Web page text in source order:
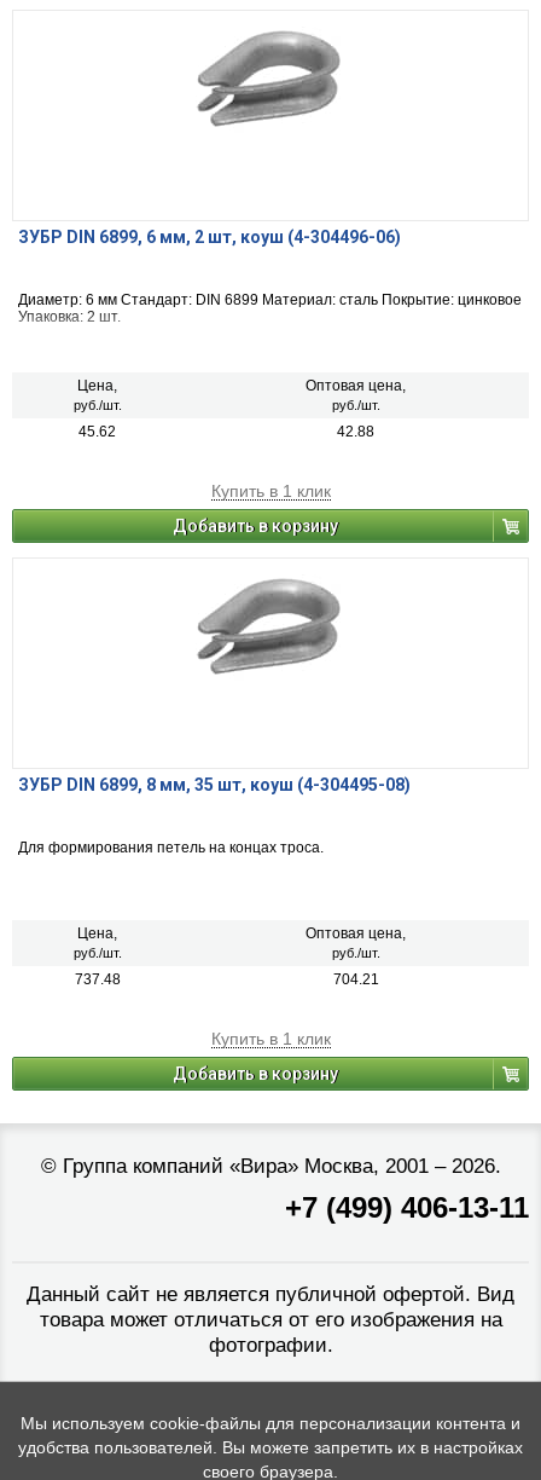
ЗУБР DIN 6899, 6 мм, 2 шт, коуш (4-304496-06)
Диаметр: 6 мм Стандарт: DIN 6899 Материал: сталь Покрытие: цинковое
Упаковка: 2 шт.
Цена,
руб./шт.
Оптовая цена,
руб./шт.
45.62 42.88
Купить в 1 клик
Добавить в корзину
ЗУБР DIN 6899, 8 мм, 35 шт, коуш (4-304495-08)
Для формирования петель на концах троса.
Цена,
руб./шт.
Оптовая цена,
руб./шт.
737.48 704.21
Купить в 1 клик
Добавить в корзину
© Группа компаний «Вира»Москва, 2001 – 2026.
+7 (499) 406-13-11
Данный сайт не является публичной офертой. Вид
товара может отличаться от его изображения на
фотографии.
Мы используем cookie-файлы для персонализации контента и
удобства пользователей. Вы можете запретить их в настройках
своего браузера.